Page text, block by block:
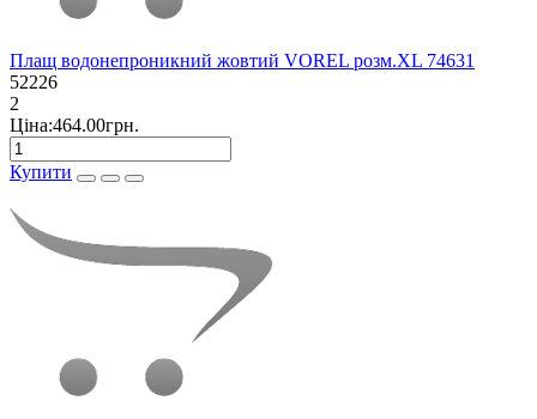
Плащ водонепроникний жовтий VOREL розм.XL 74631
52226
2
Ціна:464.00грн.
Купити